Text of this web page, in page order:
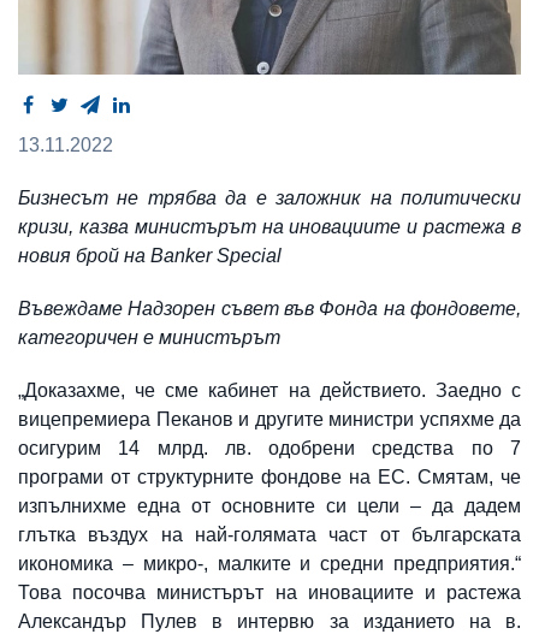
13.11.2022
Бизнесът не трябва да е заложник на политически
кризи, казва министърът на иновациите и растежа в
новия брой на Banker Special
Въвеждаме Надзорен съвет във Фонда на фондовете,
категоричен е министърът
„Доказахме, че сме кабинет на действието. Заедно с
вицепремиера Пеканов и другите министри успяхме да
осигурим 14 млрд. лв. одобрени средства по 7
програми от структурните фондове на ЕС. Смятам, че
изпълнихме една от основните си цели – да дадем
глътка въздух на най-голямата част от българската
икономика – микро-, малките и средни предприятия.“
Това посочва министърът на иновациите и растежа
Александър Пулев в интервю за изданието на в.